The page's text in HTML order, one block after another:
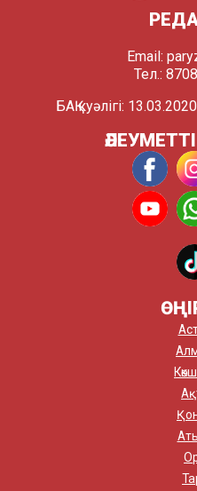
Email:
Тел.:
БАҚ куәлігі: